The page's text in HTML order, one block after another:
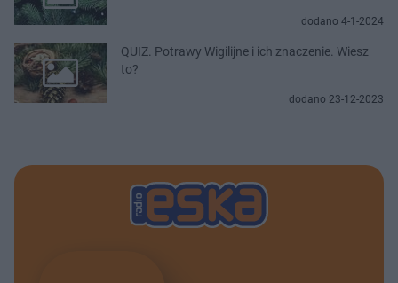
dodano 4-1-2024
QUIZ. Potrawy Wigilijne i ich znaczenie. Wiesz
to?
dodano 23-12-2023